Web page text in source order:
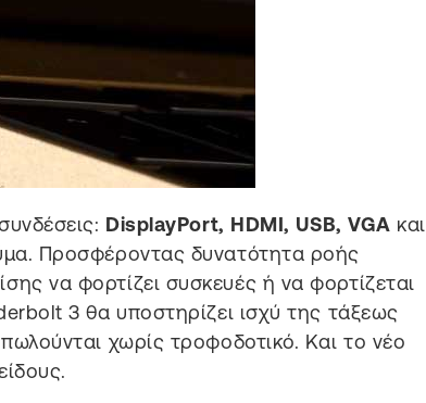
DisplayPort, HDMI, USB, VGA και
Προσφέροντας δυνατότητα ροής
να φορτίζει συσκευές ή να φορτίζεται
3 θα υποστηρίζει ισχύ της τάξεως
χωρίς τροφοδοτικό. Και το νέο